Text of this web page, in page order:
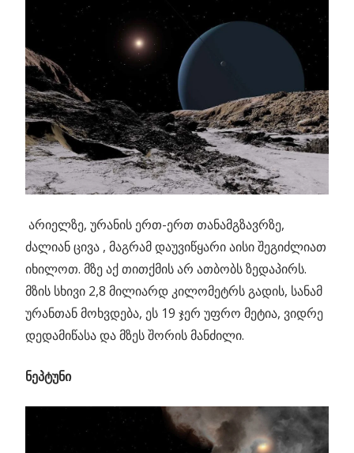
არიელზე, ურანის ერთ-ერთ თანამგზავრზე,
ძალიან ცივა , მაგრამ დაუვიწყარი აისი შეგიძლიათ
იხილოთ. მზე აქ თითქმის არ ათბობს ზედაპირს.
მზის სხივი 2,8 მილიარდ კილომეტრს გადის, სანამ
ურანთან მოხვდება, ეს 19 ჯერ უფრო მეტია, ვიდრე
დედამიწასა და მზეს შორის მანძილი.
ნეპტუნი